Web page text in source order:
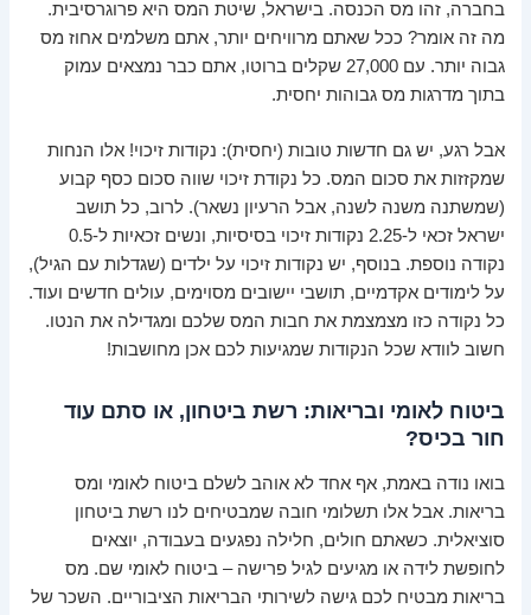
בחברה, זהו מס הכנסה. בישראל, שיטת המס היא פרוגרסיבית.
מה זה אומר? ככל שאתם מרוויחים יותר, אתם משלמים אחוז מס
גבוה יותר. עם 27,000 שקלים ברוטו, אתם כבר נמצאים עמוק
בתוך מדרגות מס גבוהות יחסית.
אבל רגע, יש גם חדשות טובות (יחסית): נקודות זיכוי! אלו הנחות
שמקזזות את סכום המס. כל נקודת זיכוי שווה סכום כסף קבוע
(שמשתנה משנה לשנה, אבל הרעיון נשאר). לרוב, כל תושב
ישראל זכאי ל-2.25 נקודות זיכוי בסיסיות, ונשים זכאיות ל-0.5
נקודה נוספת. בנוסף, יש נקודות זיכוי על ילדים (שגדלות עם הגיל),
על לימודים אקדמיים, תושבי יישובים מסוימים, עולים חדשים ועוד.
כל נקודה כזו מצמצמת את חבות המס שלכם ומגדילה את הנטו.
חשוב לוודא שכל הנקודות שמגיעות לכם אכן מחושבות!
ביטוח לאומי ובריאות: רשת ביטחון, או סתם עוד
חור בכיס?
בואו נודה באמת, אף אחד לא אוהב לשלם ביטוח לאומי ומס
בריאות. אבל אלו תשלומי חובה שמבטיחים לנו רשת ביטחון
סוציאלית. כשאתם חולים, חלילה נפגעים בעבודה, יוצאים
לחופשת לידה או מגיעים לגיל פרישה – ביטוח לאומי שם. מס
בריאות מבטיח לכם גישה לשירותי הבריאות הציבוריים. השכר של